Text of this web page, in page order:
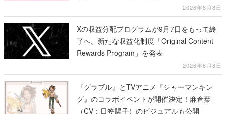
2026年8月8日
Xの収益分配プログラムが9月7日をもって終
了へ。新たな収益化制度「Original Content
Rewards Program」を発表
2026年8月8日
『グラブル』とTVアニメ『シャーマンキン
グ』のコラボイベントが開催決定！麻倉葉
（CV：日笠陽子）のビジュアルも公開